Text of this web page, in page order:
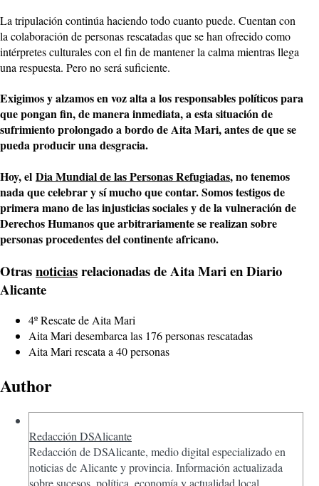
La tripulación continúa haciendo todo cuanto puede. Cuentan con
la colaboración de personas rescatadas que se han ofrecido como
intérpretes culturales con el fin de mantener la calma mientras llega
una respuesta. Pero no será suficiente.
Exigimos y alzamos en voz alta a los responsables políticos para
que pongan fin, de manera inmediata, a esta situación de
sufrimiento prolongado a bordo de Aita Mari, antes de que se
pueda producir una desgracia.
Hoy, el Dia Mundial de las Personas Refugiadas, no tenemos
nada que celebrar y sí mucho que contar. Somos testigos de
primera mano de las injusticias sociales y de la vulneración de
Derechos Humanos que arbitrariamente se realizan sobre
personas procedentes del continente africano.
Otrasnoticiasrelacionadas de Aita Mari en Diario
Alicante
4º Rescate de Aita Mari
Aita Mari desembarca las 176 personas rescatadas
Aita Mari rescata a 40 personas
Author
Redacción DSAlicante
Redacción de DSAlicante, medio digital especializado en
noticias de Alicante y provincia. Información actualizada
sobre sucesos, política, economía y actualidad local.